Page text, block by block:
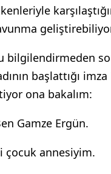
bilgilendirmeden
başlattığı
ona bakalım:
Gamze Ergün.
çocuk annesiyim.